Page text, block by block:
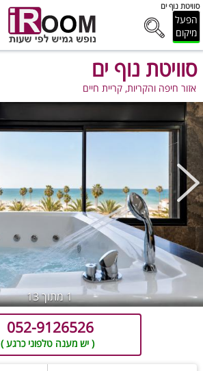
סוויטת נוף ים
הפעל
מיקום
סוויטת נוף ים
אזור חיפה והקריות, קריית חיים
1מתוך13
052-9126526
( יש מענה טלפוני כרגע )